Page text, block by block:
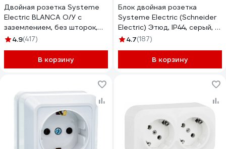
Двойная розетка Systeme
Electric BLANCA О/У с
заземлением, без шторок,
БЕЛЫЙ BLNRA010201
4.9(417)
В корзину
Блок двойная розетка
Systeme Electric (Schneider
Electric) Этюд, IP44, серый, с
заземлением, защитные
4.7(187)
В корзину